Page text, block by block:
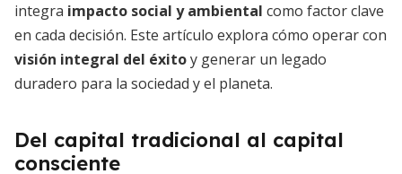
integra impacto social y ambiental como factor clave
en cada decisión. Este artículo explora cómo operar con
visión integral del éxitoy generar un legado
duradero para la sociedad y el planeta.
Del capital tradicional al capital
consciente